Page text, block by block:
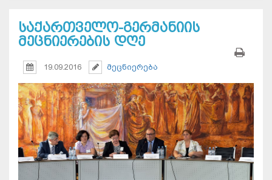
საქართველო-გერმანიის
მეცნიერების დღე
19.09.2016 მეცნიერება